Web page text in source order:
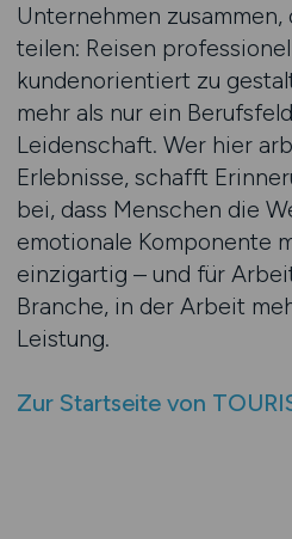
Unternehmen
teilen: Reisen
kundenorientiert zu
mehr als nur ein
Leidenschaft. Wer hier
Erlebnisse, schafft
bei, dass Menschen die
emotionale Komponente
einzigartig – und für
Branche, in der Arbeit
Leistung.
Zur Startseite von